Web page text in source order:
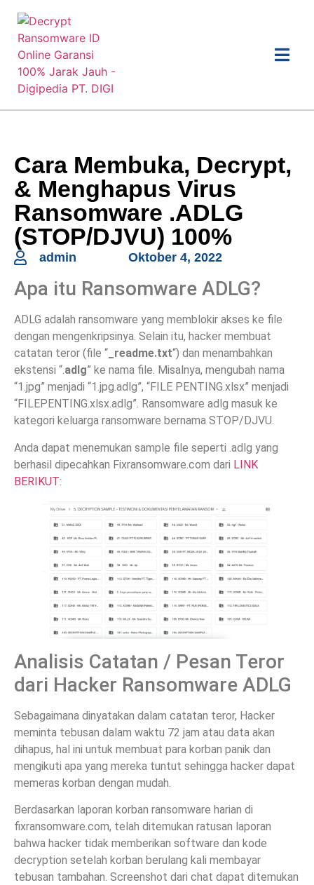
Cara Membuka, Decrypt,
& Menghapus Virus
Ransomware .ADLG
(STOP/DJVU) 100%
admin Oktober 4, 2022
Apa itu Ransomware ADLG?
ADLG adalah ransomware yang memblokir akses ke file
dengan mengenkripsinya. Selain itu, hacker membuat
catatan teror (file “ _readme.txt“) dan menambahkan
ekstensi “.adlg” ke nama file. Misalnya, mengubah nama
“1.jpg” menjadi “1.jpg.adlg”, “FILE PENTING.xlsx” menjadi
“FILEPENTING.xlsx.adlg”. Ransomware adlg masuk ke
kategori keluarga ransomware bernama STOP/DJVU.
Anda dapat menemukan sample file seperti .adlg yang
berhasil dipecahkan Fixransomware.com dari LINK
BERIKUT:
Analisis Catatan / Pesan Teror
dari Hacker Ransomware ADLG
Sebagaimana dinyatakan dalam catatan teror, Hacker
meminta tebusan dalam waktu 72 jam atau data akan
dihapus, hal ini untuk membuat para korban panik dan
mengikuti apa yang mereka tuntut sehingga hacker dapat
memeras korban dengan mudah.
Berdasarkan laporan korban ransomware harian di
fixransomware.com, telah ditemukan ratusan laporan
bahwa hacker tidak memberikan software dan kode
decryption setelah korban berulang kali membayar
tebusan tambahan. Screenshot dari chat dapat ditemukan